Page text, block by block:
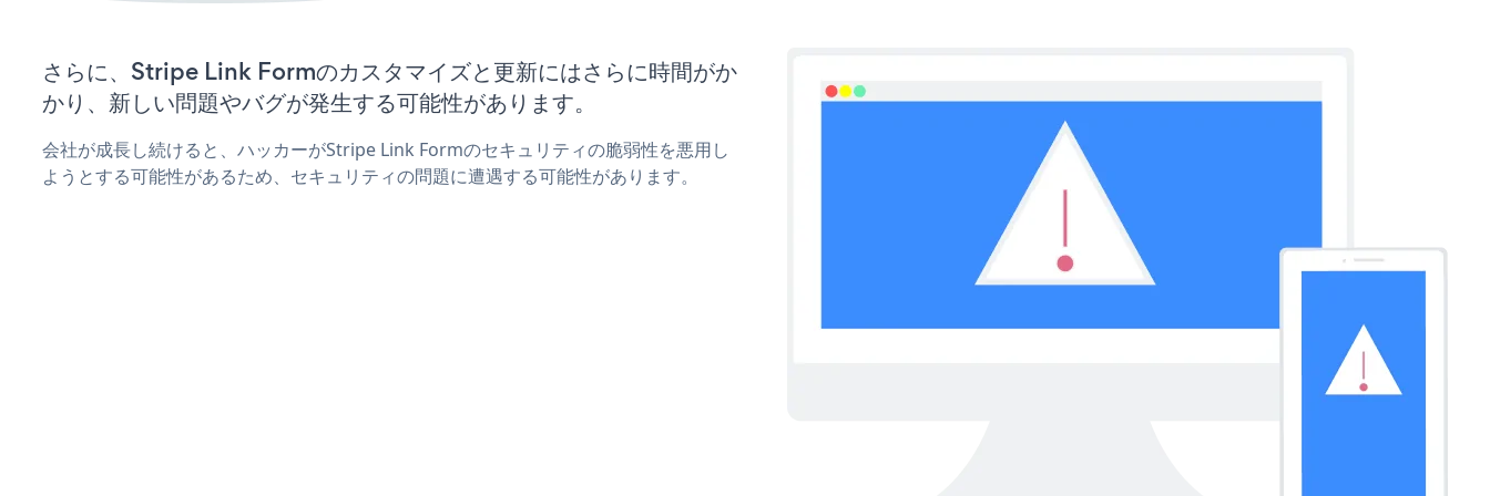
さらに、Stripe Link Formのカスタマイズと更新にはさらに時間がか
かり、新しい問題やバグが発生する可能性があります。
会社が成長し続けると、ハッカーがStripe Link Formのセキュリティの脆弱性を悪用し
ようとする可能性があるため、セキュリティの問題に遭遇する可能性があります。